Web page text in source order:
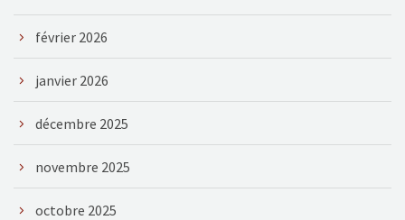
février 2026
janvier 2026
décembre 2025
novembre 2025
octobre 2025